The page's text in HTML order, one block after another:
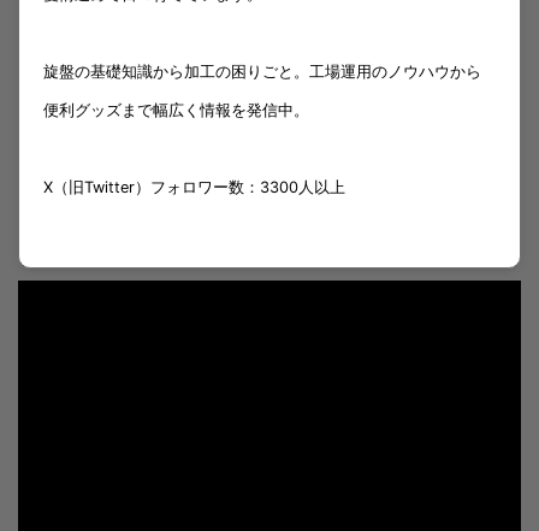
旋盤の基礎知識から加工の困りごと。工場運用のノウハウから
便利グッズまで幅広く情報を発信中。
X（旧Twitter）フォロワー数：3300人以上